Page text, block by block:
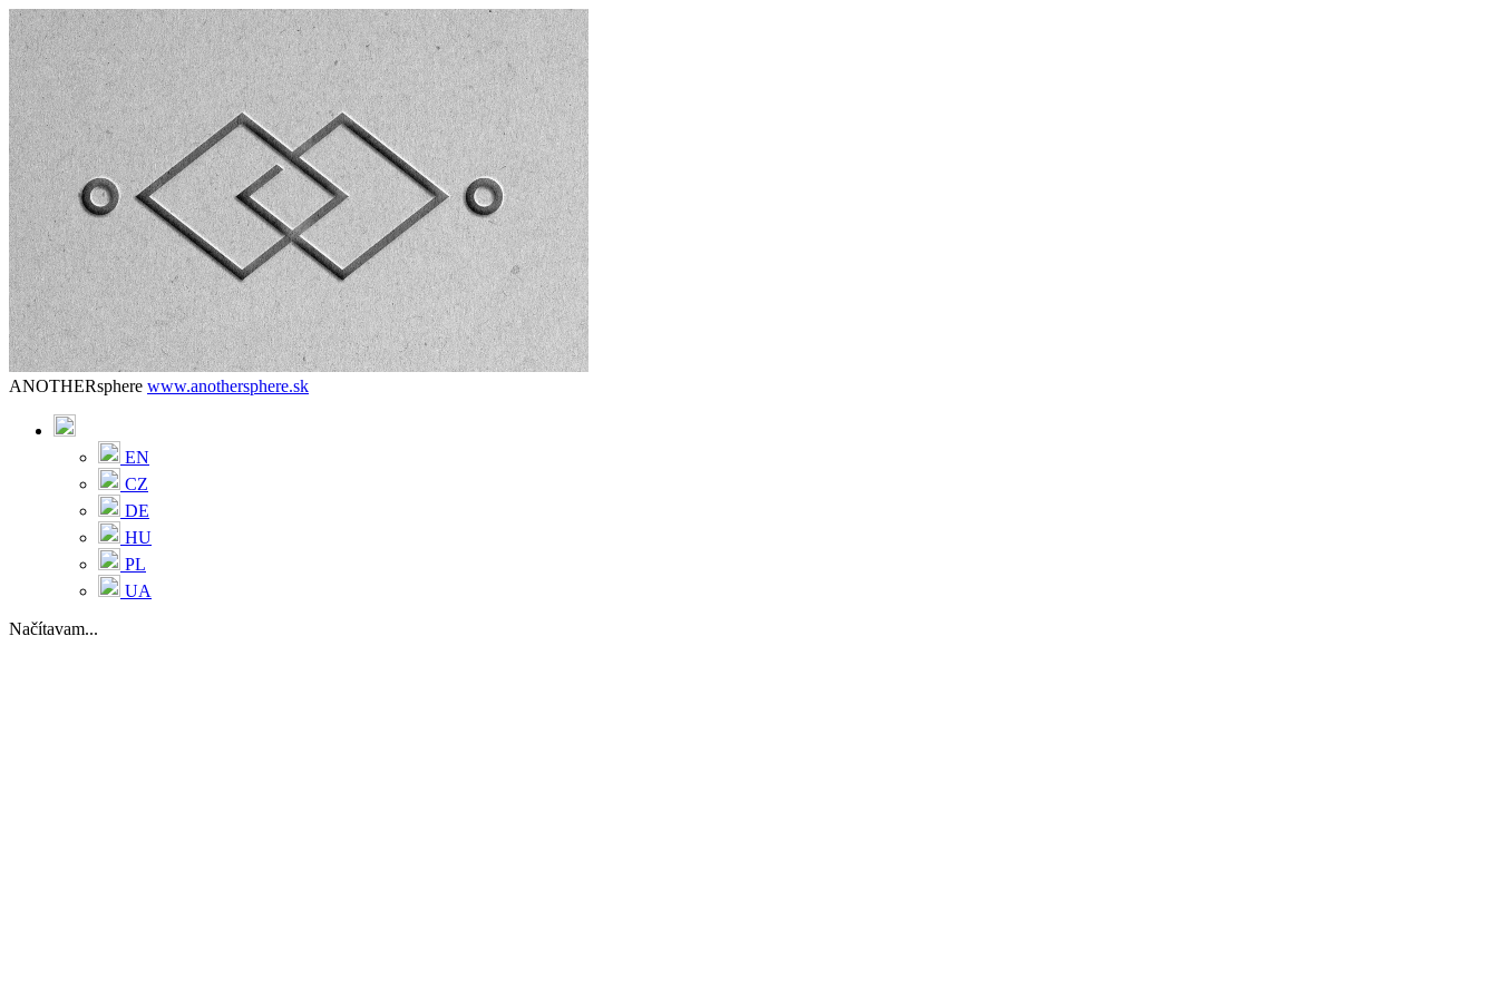
ANOTHERsphere www.anothersphere.sk
EN
CZ
DE
HU
PL
UA
Načítavam...